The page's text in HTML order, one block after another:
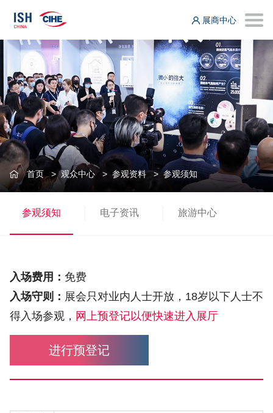
展商中心
首页>观众中心> 参观资料>参观须知
参观须知 电子资讯 旅游中心
入场费用： 免费
入场守则： 展会只对业内人士开放，18岁以下人士不
得入场参观， 网上预登记以便快速进入展厅
进行预登记